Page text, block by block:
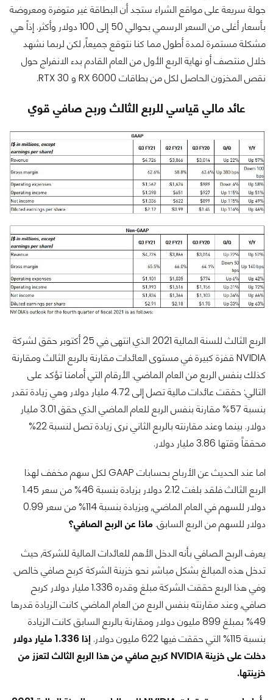
جولة سريعة على مواقع الشراء ستجد أن البطاقة غير متوفرة ومعروضة
بأسعار أغلى من السعر الرسمي بحوالي 50 إلى 100 دولار وأكثر. إذاً هي
مشكلة مستمرة لمدة أطول مما كنا نتوقع جميعاً, لكن لربما نشهد
خلال منتصف أو نهاية الربع الأول من العام القادم بدء الانفراج حول
نقص المخزون الحاصل لكل من بطاقات RX 6000 و RTX 30.
عائد مالي قياسي للربع الثالث وربح صافي قوي
الربع الثالث للسنة المالية 2021 الذي انتهى في 25 أكتوبر حقق لشركة
NVIDIA قفزة كبيرة في مستوى العائدات مقارنة بالربع الثالث ومقارنة
كذلك بنفس الربع من العام الماضي. الأرقام التي أمامنا تؤكد على
التالي: حققت عائدات مالية تصل إلى 4.72 مليار دولار وهي زيادة تقدر
بنسبة 57% مقارنة بنفس الربع للعام الماضي الذي حقق 3.01 مليار
دولار. بينما وعند مقارنته بالربع الثاني نرى زيادة تصل لنسبة 22%
محققاً وقتها 3.86 مليار دولار.
اما عند الحديث عن الأرباح بحسابات GAAP لكل سهم مخفف لهذا
الربع الثالث فلقد بلغت 2.12 دولار بزيادة بنسبة 46% من سعر 1.45
دولار للسهم في العام الماضي, وبزيادة بنسبة 114% من سعر 0.99
دولار للسهم من الربع السابق. ماذا عن الربح الصافي؟
يعرف الربح الصافي بأنه الدخل الأهم للعائدات المالية للشركة, حيث
تدخل هذه المبالغ بشكل مباشر نحو خزينة الشركة كربح صافي خالص.
وفي هذا الربع حققت الشركة مبلغ وقدره 1.336 مليار دولار كربح
صافي, وعند مقارنته بنفس الربع من العام الماضي كانت الزيادة قدرها
49% بمبلغ 899 مليون دولار ومقارنة بالربع السابق كانت الزيادة
بنسبة 115% التي حققت فيها 622 مليون دولار.
إذا 1.336 مليار دولار
دخلت على خزينة NVIDIA كربح صافي من هذا الربع الثالث لتعزز من
خزينتها.